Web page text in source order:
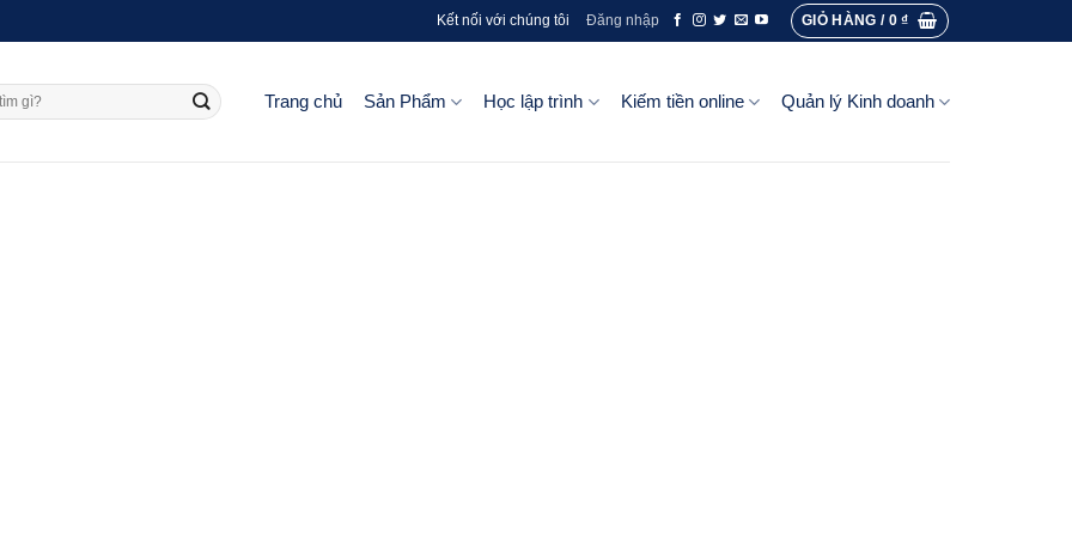
Kết nối với chúng tôi Đăng nhập GIỎ HÀNG / 0₫
Trang chủ Sản Phẩm Học lập trình Kiếm tiền online Quản lý Kinh doanh